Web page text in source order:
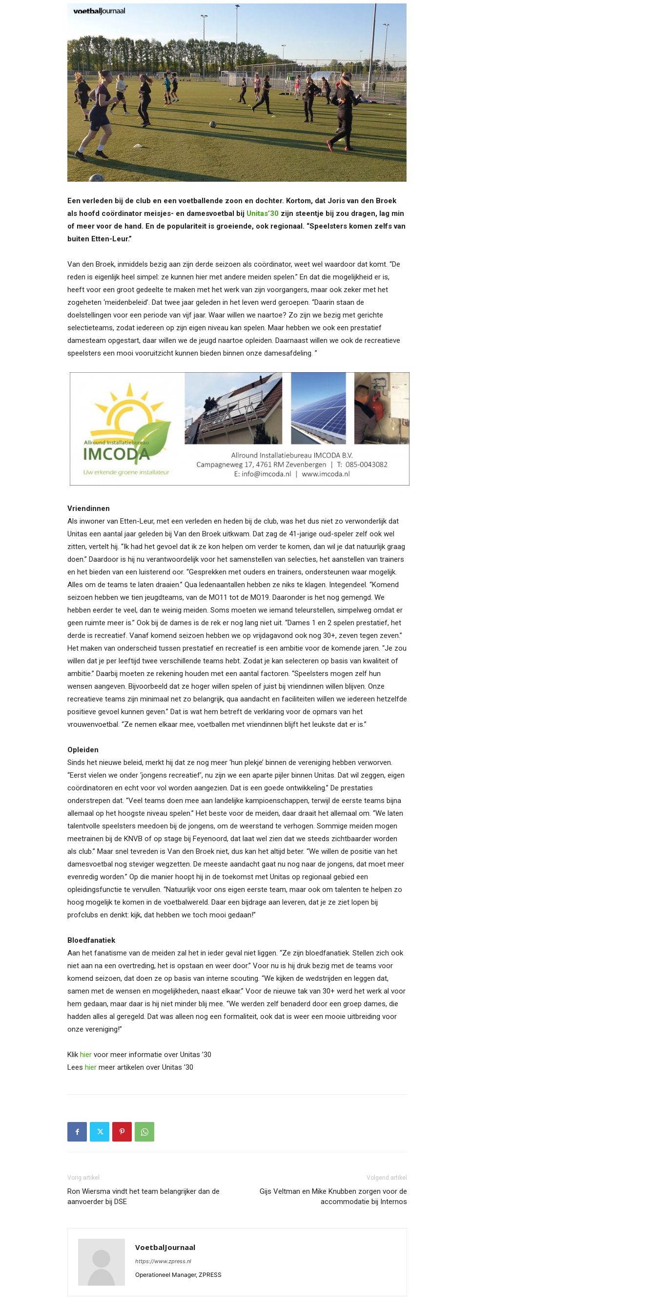
Een verleden bij de club en een voetballende zoon en dochter. Kortom, dat Joris van den Broek
als hoofd coördinator meisjes- en damesvoetbal bij Unitas’30 zijn steentje bij zou dragen, lag min
of meer voor de hand. En de populariteit is groeiende, ook regionaal. “Speelsters komen zelfs van
buiten Etten-Leur.”
Van den Broek, inmiddels bezig aan zijn derde seizoen als coördinator, weet wel waardoor dat komt. “De
reden is eigenlijk heel simpel: ze kunnen hier met andere meiden spelen.” En dat die mogelijkheid er is,
heeft voor een groot gedeelte te maken met het werk van zijn voorgangers, maar ook zeker met het
zogeheten ‘meidenbeleid’. Dat twee jaar geleden in het leven werd geroepen. “Daarin staan de
doelstellingen voor een periode van vijf jaar. Waar willen we naartoe? Zo zijn we bezig met gerichte
selectieteams, zodat iedereen op zijn eigen niveau kan spelen. Maar hebben we ook een prestatief
damesteam opgestart, daar willen we de jeugd naartoe opleiden. Daarnaast willen we ook de recreatieve
speelsters een mooi vooruitzicht kunnen bieden binnen onze damesafdeling. ”
Vriendinnen
Als inwoner van Etten-Leur, met een verleden en heden bij de club, was het dus niet zo verwonderlijk dat
Unitas een aantal jaar geleden bij Van den Broek uitkwam. Dat zag de 41-jarige oud-speler zelf ook wel
zitten, vertelt hij. “Ik had het gevoel dat ik ze kon helpen om verder te komen, dan wil je dat natuurlijk graag
doen.” Daardoor is hij nu verantwoordelijk voor het samenstellen van selecties, het aanstellen van trainers
en het bieden van een luisterend oor. “Gesprekken met ouders en trainers, ondersteunen waar mogelijk.
Alles om de teams te laten draaien.” Qua ledenaantallen hebben ze niks te klagen. Integendeel. “Komend
seizoen hebben we tien jeugdteams, van de MO11 tot de MO19. Daaronder is het nog gemengd. We
hebben eerder te veel, dan te weinig meiden. Soms moeten we iemand teleurstellen, simpelweg omdat er
geen ruimte meer is.” Ook bij de dames is de rek er nog lang niet uit. “Dames 1 en 2 spelen prestatief, het
derde is recreatief. Vanaf komend seizoen hebben we op vrijdagavond ook nog 30+, zeven tegen zeven.”
Het maken van onderscheid tussen prestatief en recreatief is een ambitie voor de komende jaren. “Je zou
willen dat je per leeftijd twee verschillende teams hebt. Zodat je kan selecteren op basis van kwaliteit of
ambitie.” Daarbij moeten ze rekening houden met een aantal factoren. “Speelsters mogen zelf hun
wensen aangeven. Bijvoorbeeld dat ze hoger willen spelen of juist bij vriendinnen willen blijven. Onze
recreatieve teams zijn minimaal net zo belangrijk, qua aandacht en faciliteiten willen we iedereen hetzelfde
positieve gevoel kunnen geven.” Dat is wat hem betreft de verklaring voor de opmars van het
vrouwenvoetbal. “Ze nemen elkaar mee, voetballen met vriendinnen blijft het leukste dat er is.”
Opleiden
Sinds het nieuwe beleid, merkt hij dat ze nog meer ‘hun plekje’ binnen de vereniging hebben verworven.
“Eerst vielen we onder ‘jongens recreatief’, nu zijn we een aparte pijler binnen Unitas. Dat wil zeggen, eigen
coördinatoren en echt voor vol worden aangezien. Dat is een goede ontwikkeling.” De prestaties
onderstrepen dat. “Veel teams doen mee aan landelijke kampioenschappen, terwijl de eerste teams bijna
allemaal op het hoogste niveau spelen.” Het beste voor de meiden, daar draait het allemaal om. “We laten
talentvolle speelsters meedoen bij de jongens, om de weerstand te verhogen. Sommige meiden mogen
meetrainen bij de KNVB of op stage bij Feyenoord, dat laat wel zien dat we steeds zichtbaarder worden
als club.” Maar snel tevreden is Van den Broek niet, dus kan het altijd beter. “We willen de positie van het
damesvoetbal nog steviger wegzetten. De meeste aandacht gaat nu nog naar de jongens, dat moet meer
evenredig worden.” Op die manier hoopt hij in de toekomst met Unitas op regionaal gebied een
opleidingsfunctie te vervullen. “Natuurlijk voor ons eigen eerste team, maar ook om talenten te helpen zo
hoog mogelijk te komen in de voetbalwereld. Daar een bijdrage aan leveren, dat je ze ziet lopen bij
profclubs en denkt: kijk, dat hebben we toch mooi gedaan!”
Bloedfanatiek
Aan het fanatisme van de meiden zal het in ieder geval niet liggen. “Ze zijn bloedfanatiek. Stellen zich ook
niet aan na een overtreding, het is opstaan en weer door.” Voor nu is hij druk bezig met de teams voor
komend seizoen, dat doen ze op basis van interne scouting. “We kijken de wedstrijden en leggen dat,
samen met de wensen en mogelijkheden, naast elkaar.” Voor de nieuwe tak van 30+ werd het werk al voor
hem gedaan, maar daar is hij niet minder blij mee. “We werden zelf benaderd door een groep dames, die
hadden alles al geregeld. Dat was alleen nog een formaliteit, ook dat is weer een mooie uitbreiding voor
onze vereniging!”
Klik hier voor meer informatie over Unitas ’30
Lees hier meer artikelen over Unitas ’30
Vorig artikel
Ron Wiersma vindt het team belangrijker dan de
aanvoerder bij DSE
Volgend artikel
Gijs Veltman en Mike Knubben zorgen voor de
accommodatie bij Internos
VoetbalJournaal
https://www.zpress.nl
Operationeel Manager, ZPRESS